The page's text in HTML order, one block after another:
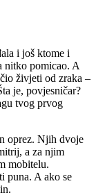
i još ktome i
nitko pomicao. A
živjeti od zraka –
je, povjesničar?
tvog prvog
oprez. Njih dvoje
a za njim
mobitelu.
puna. A ako se